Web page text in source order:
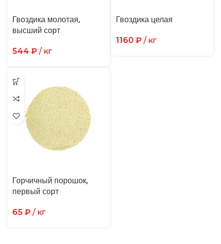
Гвоздика молотая,
высший сорт
544 ₽ / кг
Гвоздика целая
1160 ₽ / кг
Горчичный порошок,
первый сорт
65 ₽ / кг